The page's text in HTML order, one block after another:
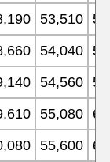
53,510
54,040
54,560
55,080
55,600